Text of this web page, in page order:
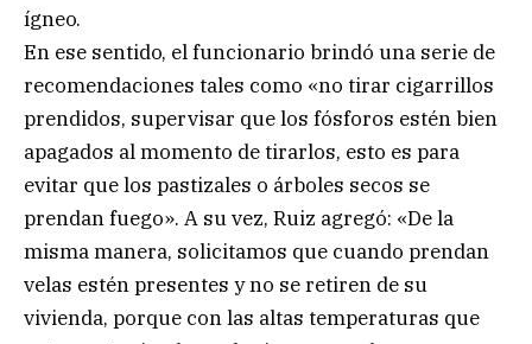
ígneo.
En ese sentido, el funcionario brindó una serie de
recomendaciones tales como «no tirar cigarrillos
prendidos, supervisar que los fósforos estén bien
apagados al momento de tirarlos, esto es para
evitar que los pastizales o árboles secos se
prendan fuego». A su vez, Ruiz agregó: «De la
misma manera, solicitamos que cuando prendan
velas estén presentes y no se retiren de su
vivienda, porque con las altas temperaturas que